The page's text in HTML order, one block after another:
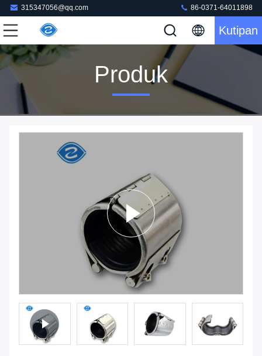
315347056@qq.com 86-0371-64011898
Kutipan
Produk